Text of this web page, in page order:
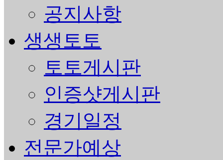
공지사항
생생토토
토토게시판
인증샷게시판
경기일정
전문가예상